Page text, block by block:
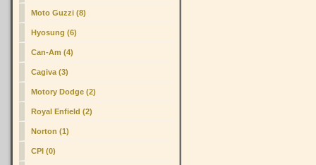
Moto Guzzi (8)
Hyosung (6)
Can-Am (4)
Cagiva (3)
Motory Dodge (2)
Royal Enfield (2)
Norton (1)
CPI (0)